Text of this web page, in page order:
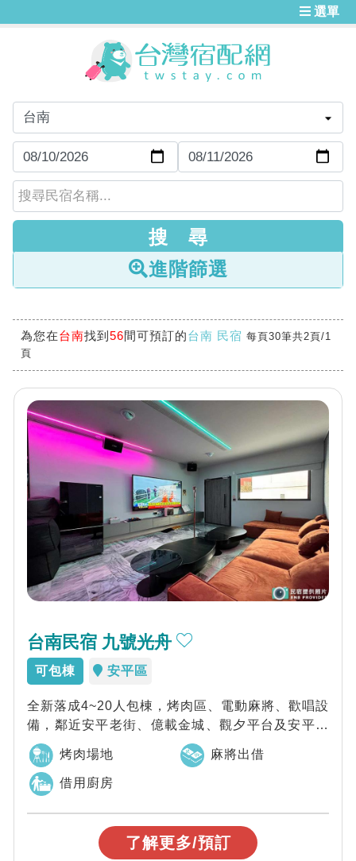
選單
進階篩選
為您在台南找到 56間可預訂的台南 民宿 每頁30筆共2頁/1
頁
台南民宿 九號光舟
可包棟 安平區
全新落成4~20人包棟，烤肉區、電動麻將、歡唱設
備，鄰近安平老街、億載金城、觀夕平台及安平古
堡等眾多熱門景點。寬敞的聚會空間，房型...
烤肉場地 麻將出借
借用廚房
了解更多/預訂